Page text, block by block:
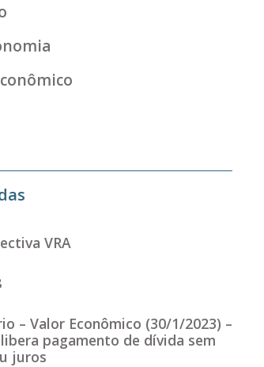
VRA
– Valor Econômico (30/1/2023) –
pagamento de dívida sem
juros